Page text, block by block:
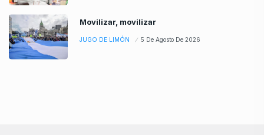
Movilizar, movilizar
JUGO DE LIMÓN 5 De Agosto De 2026